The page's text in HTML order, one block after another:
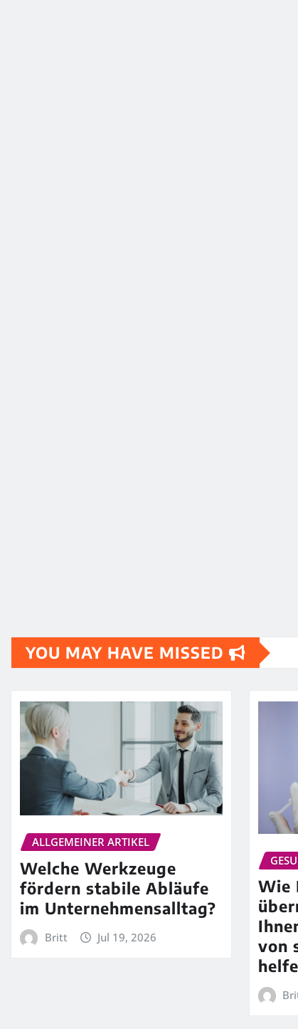
YOU MAY HAVE MISSED
ALLGEMEINER ARTIKEL
Welche Werkzeuge
fördern stabile Abläufe
im Unternehmensalltag?
Britt Jul 19, 2026
Wie
von